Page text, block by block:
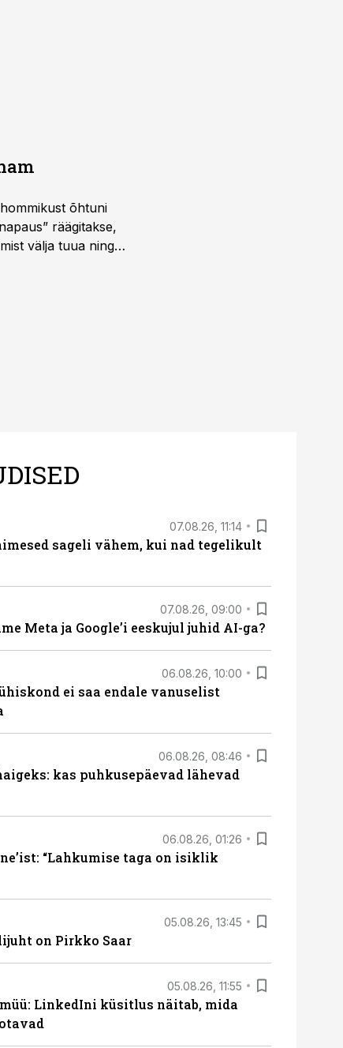
õhtuni
räägitakse,
välja tuua ning
07.08.26, 11:14
sageli vähem, kui nad tegelikult
07.08.26, 09:00
Meta ja Google’i eeskujul juhid AI-ga?
06.08.26, 10:00
ei saa endale vanuselist
06.08.26, 08:46
kas puhkusepäevad lähevad
06.08.26, 01:26
“Lahkumise taga on isiklik
05.08.26, 13:45
on Pirkko Saar
05.08.26, 11:55
LinkedIni küsitlus näitab, mida